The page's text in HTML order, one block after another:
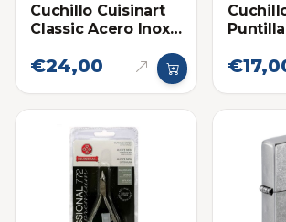
Cuchillo Cuisinart
Classic Acero Inox
€24,00